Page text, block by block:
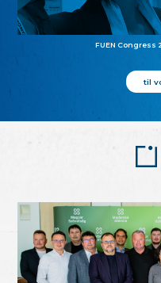
FUEN Congress
til